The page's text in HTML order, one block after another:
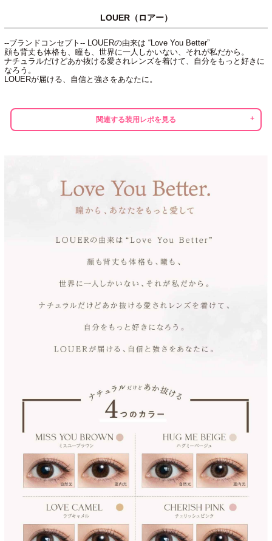
LOUER（ロアー）
--ブランドコンセプト-- LOUERの由来は “Love You Better”
顔も背丈も体格も、瞳も、世界に一人しかいない、それが私だから。
ナチュラルだけどあか抜ける愛されレンズを着けて、自分をもっと好きに
なろう。
LOUERが届ける、自信と強さをあなたに。
関連する装用レポを見る